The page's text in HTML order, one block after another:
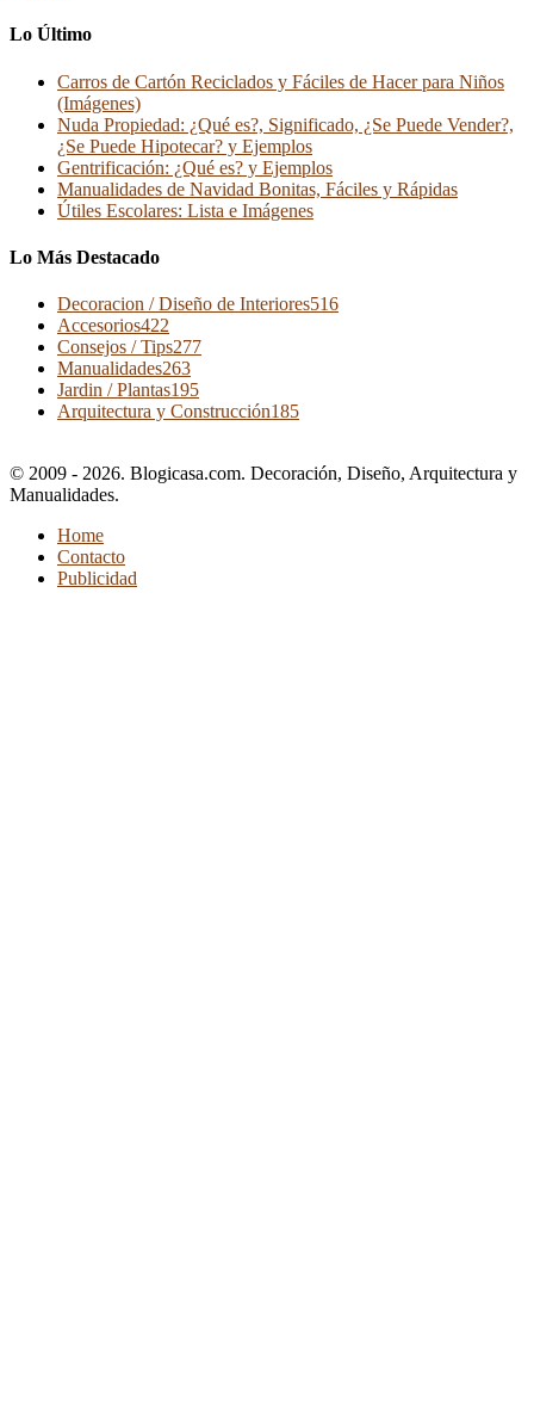
Lo Último
Carros de Cartón Reciclados y Fáciles de Hacer para Niños
(Imágenes)
Nuda Propiedad: ¿Qué es?, Significado, ¿Se Puede Vender?,
¿Se Puede Hipotecar? y Ejemplos
Gentrificación: ¿Qué es? y Ejemplos
Manualidades de Navidad Bonitas, Fáciles y Rápidas
Útiles Escolares: Lista e Imágenes
Lo Más Destacado
Decoracion / Diseño de Interiores516
Accesorios422
Consejos / Tips277
Manualidades263
Jardin / Plantas195
Arquitectura y Construcción185
© 2009 - 2026. Blogicasa.com. Decoración, Diseño, Arquitectura y
Manualidades.
Home
Contacto
Publicidad